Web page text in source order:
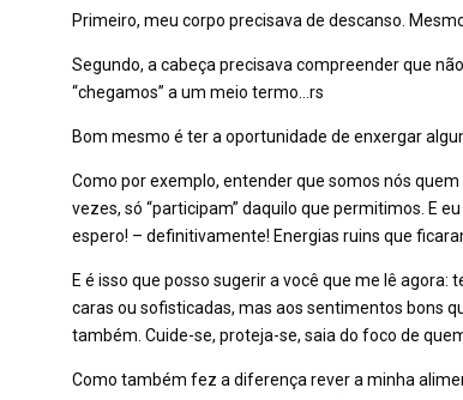
Primeiro, meu corpo precisava de descanso.
Segundo, a cabeça precisava compreender que
“chegamos” a um meio termo…rs
Bom mesmo é ter a oportunidade de enxergar
Como por exemplo, entender que somos nós
vezes, só “participam” daquilo que permitimos. E
espero! – definitivamente! Energias ruins que
E é isso que posso sugerir a você que me lê
caras ou sofisticadas, mas aos sentimentos bons
também. Cuide-se, proteja-se, saia do foco de
Como também fez a diferença rever a minha